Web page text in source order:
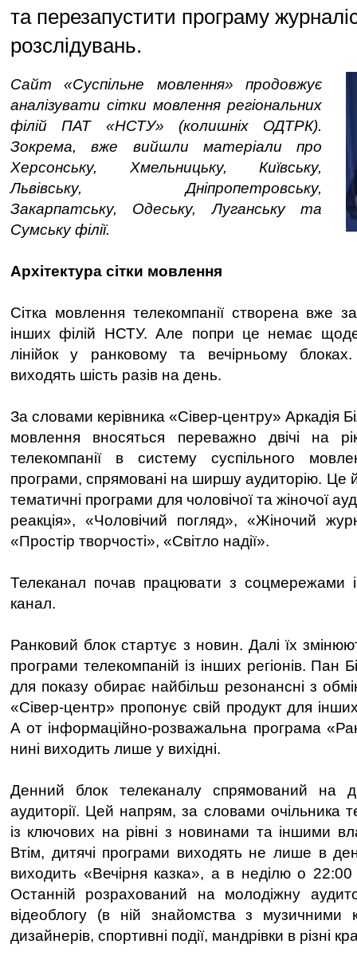
та перезапустити програму
розслідувань.
Сайт «Суспільне мовлення» продовжує
аналізувати сітки мовлення регіональних
філій ПАТ «НСТУ» (колишніх ОДТРК).
Зокрема, вже вийшли матеріали про
Херсонську, Хмельницьку, Київську,
Львівську, Дніпропетровську,
Закарпатську, Одеську, Луганську та
Сумську філії.
Архітектура сітки мовлення
Сітка мовлення телекомпанії створена вже
інших філій НСТУ. Але попри це немає
лінійок у ранковому та вечірньому
виходять шість разів на день.
За словами керівника «Сівер-центру» Аркадія
мовлення вносяться переважно двічі на
телекомпанії в систему суспільного
програми, спрямовані на ширшу аудиторію. Це й
тематичні програми для чоловічої та жіночої
реакція», «Чоловічий погляд», «Жіночий
«Простір творчості», «Світло надії».
Телеканал почав працювати з соцмережами
канал.
Ранковий блок стартує з новин. Далі їх
програми телекомпаній із інших регіонів. Пан
для показу обирає найбільш резонансні з
«Сівер-центр» пропонує свій продукт для
А от інформаційно-розважальна програма
нині виходить лише у вихідні.
Денний блок телеканалу спрямований на
аудиторії. Цей напрям, за словами очільника
із ключових на рівні з новинами та іншими
Втім, дитячі програми виходять не лише в
виходить «Вечірня казка», а в неділю о 22:00
Останній розрахований на молодіжну
відеоблогу (в ній знайомства з музичними
дизайнерів, спортивні події, мандрівки в різні